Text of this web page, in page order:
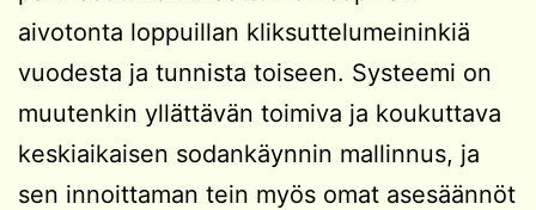
aivotonta loppuillan kliksuttelumeininkiä
vuodesta ja tunnista toiseen. Systeemi on
muutenkin yllättävän toimiva ja koukuttava
keskiaikaisen sodankäynnin mallinnus, ja
sen innoittaman tein myös omat asesäännöt